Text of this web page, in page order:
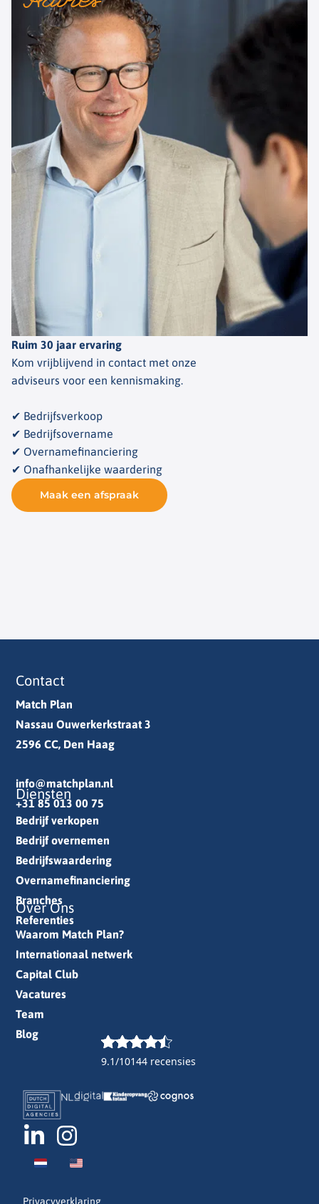
Ruim 30 jaar ervaring
Kom vrijblijvend in contact met onze
adviseurs voor een kennismaking.
✔ Bedrijfsverkoop
✔ Bedrijfsovername
✔ Overnamefinanciering
✔ Onafhankelijke waardering
Maak een afspraak
9.1/10144 recensies
Contact
Match Plan
Nassau Ouwerkerkstraat 3
2596 CC, Den Haag
info@matchplan.nl
+31 85 013 00 75
Diensten
Bedrijf verkopen
Bedrijf overnemen
Bedrijfswaardering
Overnamefinanciering
Branches
Referenties
Over Ons
Waarom Match Plan?
Internationaal netwerk
Capital Club
Vacatures
Team
Blog
Privacyverklaring